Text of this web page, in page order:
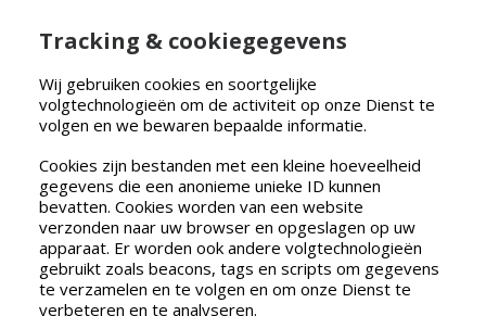
Tracking & cookiegegevens
Wij gebruiken cookies en soortgelijke
volgtechnologieën om de activiteit op onze Dienst te
volgen en we bewaren bepaalde informatie.
Cookies zijn bestanden met een kleine hoeveelheid
gegevens die een anonieme unieke ID kunnen
bevatten. Cookies worden van een website
verzonden naar uw browser en opgeslagen op uw
apparaat. Er worden ook andere volgtechnologieën
gebruikt zoals beacons, tags en scripts om gegevens
te verzamelen en te volgen en om onze Dienst te
verbeteren en te analyseren.